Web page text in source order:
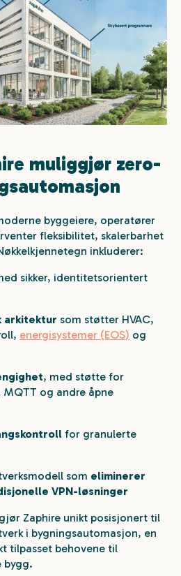
muliggjør zero-
byggeiere, operatører
fleksibilitet, skalerbarhet
inkluderer:
sikker, identitetsorientert
arkitektur som støtter HVAC,
energisystemer (EOS) og
, med støtte for
MQTT og andre åpne
for granulerte
som eliminerer
VPN-løsninger
Zaphire unikt posisjonert til
i bygningsautomasjon, en
tilpasset behovene til
bygg.